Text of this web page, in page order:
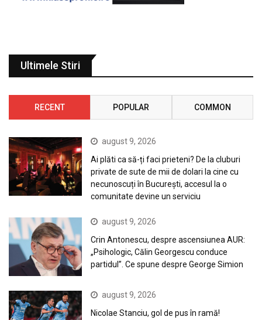
Ultimele Stiri
RECENT POPULAR COMMON
august 9, 2026
Ai plăti ca să-ți faci prieteni? De la cluburi
private de sute de mii de dolari la cine cu
necunoscuți în București, accesul la o
comunitate devine un serviciu
august 9, 2026
Crin Antonescu, despre ascensiunea AUR:
„Psihologic, Călin Georgescu conduce
partidul”. Ce spune despre George Simion
august 9, 2026
Nicolae Stanciu, gol de pus în ramă!